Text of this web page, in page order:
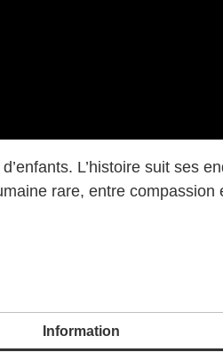
L’histoire suit ses
rare, entre compassion
Information